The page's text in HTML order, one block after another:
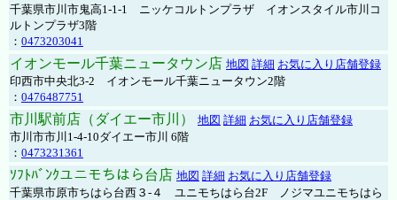
千葉県市川市鬼高1-1-1 ニッケコルトンプラザ イオンスタイル市川コ
ルトンプラザ3階
： 0473203041
イオンモール千葉ニュータウン店 地図 詳細 お気に入り店舗登録
印西市中央北3-2 イオンモール千葉ニュータウン2階
： 0476487751
市川駅前店（ダイエー市川） 地図 詳細 お気に入り店舗登録
市川市市川1-4-10ダイエー市川 6階
： 0473231361
ｿﾌﾄﾊﾞﾝｸユニモちはら台店 地図 詳細 お気に入り店舗登録
千葉県市原市ちはら台西３-４ ユニモちはら台2F ノジマユニモちはら